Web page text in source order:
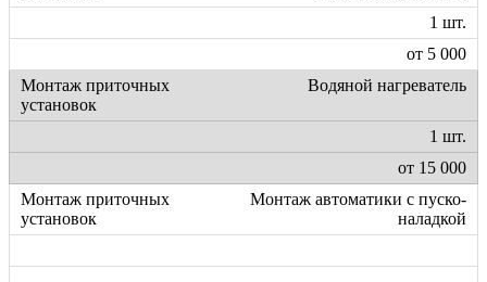
1 шт.
от 5 000
Водяной нагреватель
1 шт.
от 15 000
Монтаж автоматики с пуско-
наладкой